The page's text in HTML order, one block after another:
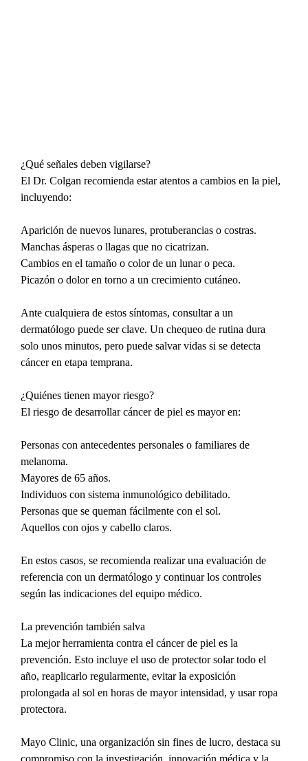
¿Qué señales deben vigilarse?
El Dr. Colgan recomienda estar atentos a cambios en la piel,
incluyendo:
Aparición de nuevos lunares, protuberancias o costras.
Manchas ásperas o llagas que no cicatrizan.
Cambios en el tamaño o color de un lunar o peca.
Picazón o dolor en torno a un crecimiento cutáneo.
Ante cualquiera de estos síntomas, consultar a un
dermatólogo puede ser clave. Un chequeo de rutina dura
solo unos minutos, pero puede salvar vidas si se detecta
cáncer en etapa temprana.
¿Quiénes tienen mayor riesgo?
El riesgo de desarrollar cáncer de piel es mayor en:
Personas con antecedentes personales o familiares de
melanoma.
Mayores de 65 años.
Individuos con sistema inmunológico debilitado.
Personas que se queman fácilmente con el sol.
Aquellos con ojos y cabello claros.
En estos casos, se recomienda realizar una evaluación de
referencia con un dermatólogo y continuar los controles
según las indicaciones del equipo médico.
La prevención también salva
La mejor herramienta contra el cáncer de piel es la
prevención. Esto incluye el uso de protector solar todo el
año, reaplicarlo regularmente, evitar la exposición
prolongada al sol en horas de mayor intensidad, y usar ropa
protectora.
Mayo Clinic, una organización sin fines de lucro, destaca su
compromiso con la investigación, innovación médica y la